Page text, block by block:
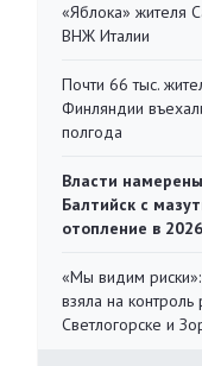
«Яблока» жителя
ВНЖ Италии
Почти 66 тыс.
Финляндии
полгода
Власти
Балтийск с
отопление в
«Мы видим
взяла на
Светлогорске и